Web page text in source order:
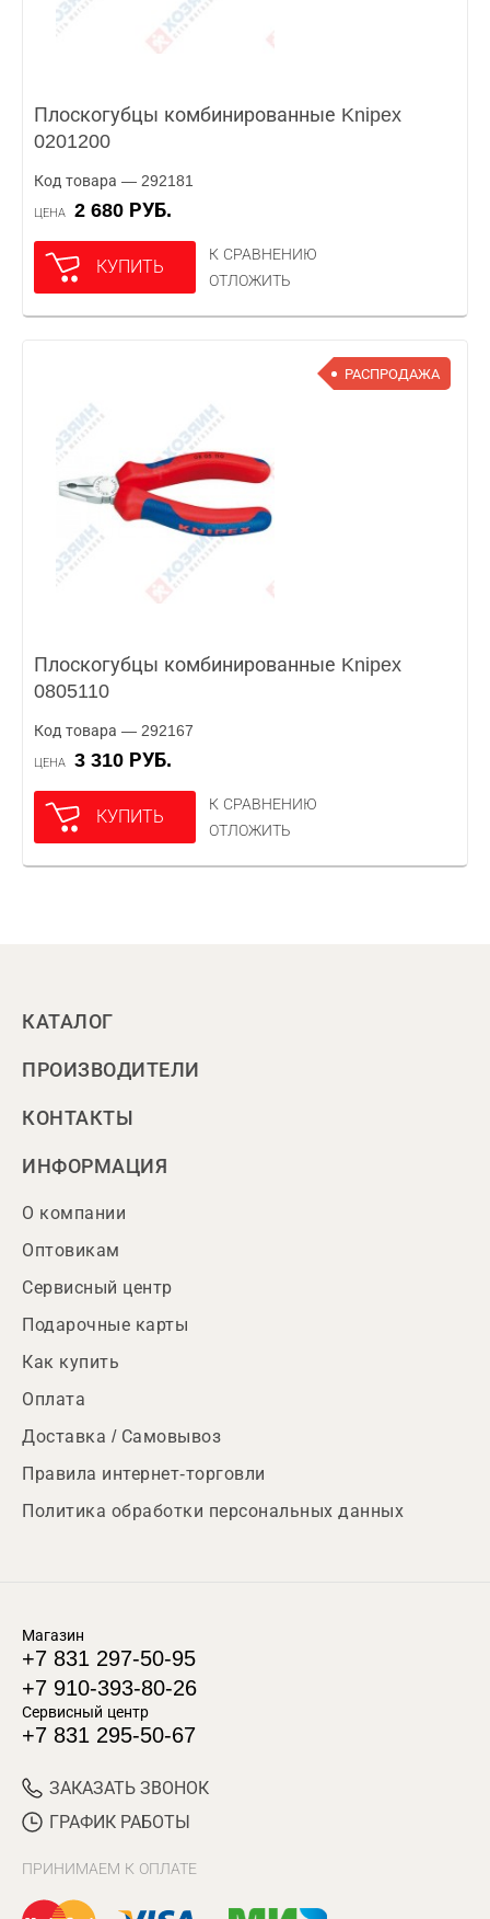
Плоскогубцы комбинированные Knipex
0201200
Код товара — 292181
ЦЕНА 2 680 РУБ.
КУПИТЬ
К СРАВНЕНИЮ
ОТЛОЖИТЬ
РАСПРОДАЖА
Плоскогубцы комбинированные Knipex
0805110
Код товара — 292167
ЦЕНА 3 310 РУБ.
КУПИТЬ
К СРАВНЕНИЮ
ОТЛОЖИТЬ
КАТАЛОГ
ПРОИЗВОДИТЕЛИ
КОНТАКТЫ
ИНФОРМАЦИЯ
О компании
Оптовикам
Сервисный центр
Подарочные карты
Как купить
Оплата
Доставка / Самовывоз
Правила интернет-торговли
Политика обработки персональных данных
Магазин
+7 831 297-50-95
+7 910-393-80-26
Сервисный центр
+7 831 295-50-67
ЗАКАЗАТЬ ЗВОНОК
ГРАФИК РАБОТЫ
ПРИНИМАЕМ К ОПЛАТЕ